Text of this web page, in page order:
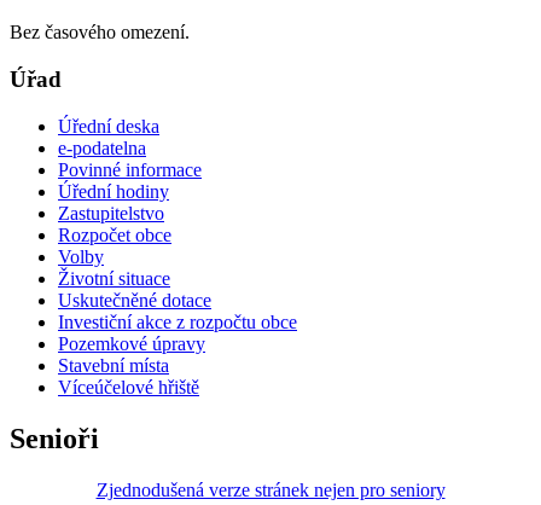
Bez časového omezení.
Úřad
Úřední deska
e-podatelna
Povinné informace
Úřední hodiny
Zastupitelstvo
Rozpočet obce
Volby
Životní situace
Uskutečněné dotace
Investiční akce z rozpočtu obce
Pozemkové úpravy
Stavební místa
Víceúčelové hřiště
Senioři
Zjednodušená verze stránek nejen pro seniory